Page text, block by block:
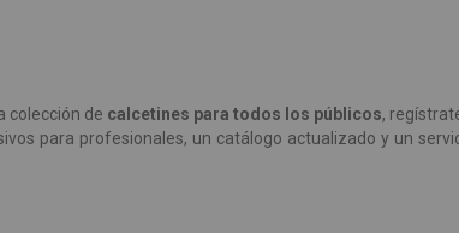
colección de calcetines para todos los públicos,
para profesionales, un catálogo actualizado y un